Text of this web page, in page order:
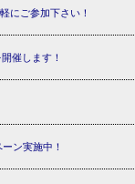
にご参加下さい！
催します！
ン実施中！